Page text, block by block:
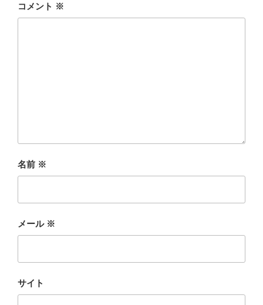
コメント ※
名前 ※
メール ※
サイト